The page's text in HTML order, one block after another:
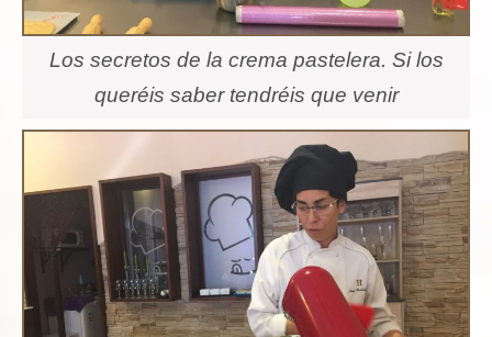
Los secretos de la crema pastelera. Si los
queréis saber tendréis que venir